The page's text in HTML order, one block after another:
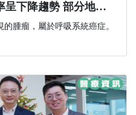
中大發現全球喉癌發病率呈下降趨勢 部分地區女性發病人數不跌反升
腫瘤，屬於呼吸系統癌症。